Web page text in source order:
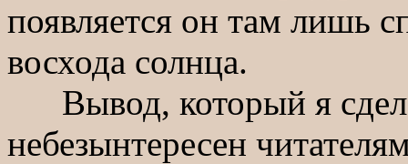
появляется он там лишь
восхода солнца.
Вывод, который я
небезынтересен